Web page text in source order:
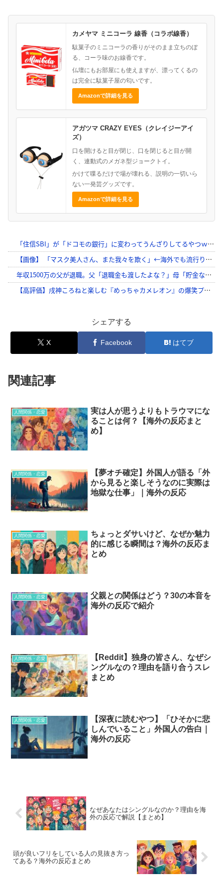
カメヤマ ミニコーラ 線香（コラボ線香）
駄菓子のミニコーラの香りがそのまま立ちのぼ
る、コーラ味のお線香です。
仏壇にもお部屋にも使えますが、漂ってくるの
は完全に駄菓子屋の匂いです。
Amazonで詳細を見る
アガツマ CRAZY EYES（クレイジーアイ
ズ）
口を開けると目が閉じ、口を閉じると目が開
く、連動式のメガネ型ジョークトイ。
かけて喋るだけで場が壊れる、説明の一切いら
ない一発芸グッズです。
Amazonで詳細を見る
シェアする
X Facebook はてブ
関連記事
人間関係・恋愛
実は人が思うよりもトラウマにな
ることは何？【海外の反応まと
め】
人間関係・恋愛
【夢オチ確定】外国人が語る「外
から見ると楽しそうなのに実際は
地獄な仕事」｜海外の反応
人間関係・恋愛
ちょっとダサいけど、なぜか魅力
的に感じる瞬間は？海外の反応ま
とめ
人間関係・恋愛
父親との関係はどう？30の本音を
海外の反応で紹介
人間関係・恋愛
【Reddit】独身の皆さん、なぜシ
ングルなの？理由を語り合うスレ
まとめ
人間関係・恋愛
【深夜に読むやつ】「ひそかに悲
しんでいること」外国人の告白｜
海外の反応
なぜあなたはシングルなのか？理由を海
外の反応で解説【まとめ】
頭が良いフリをしている人の見抜き方っ
てある？海外の反応まとめ